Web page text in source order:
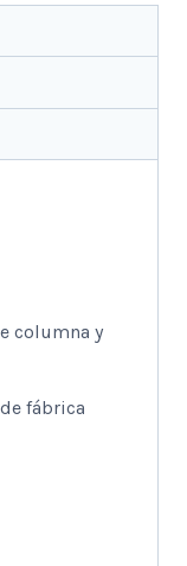
columna y
fábrica